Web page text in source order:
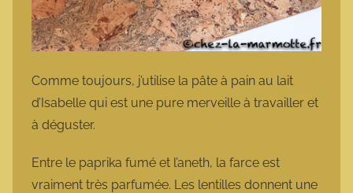
Comme toujours, j’utilise la pâte à pain au lait
d’Isabelle qui est une pure merveille à travailler et
à déguster.
Entre le paprika fumé et l’aneth, la farce est
vraiment très parfumée. Les lentilles donnent une